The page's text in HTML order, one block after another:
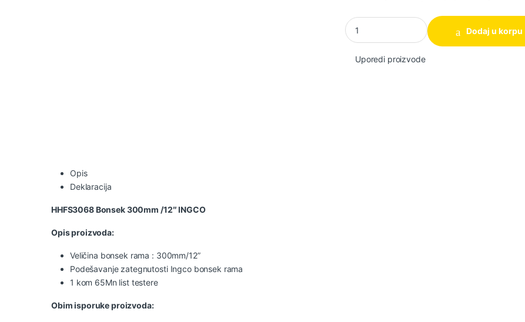
Bonsek HHFS3068 300mm/12" INGCO količina
Dodaj u korpu
Uporedi proizvode
Opis
Deklaracija
HHFS3068 Bonsek 300mm /12″ INGCO
Opis proizvoda:
Veličina bonsek rama : 300mm/12”
Podešavanje zategnutosti Ingco bonsek rama
1 kom 65Mn list testere
Obim isporuke proizvoda: